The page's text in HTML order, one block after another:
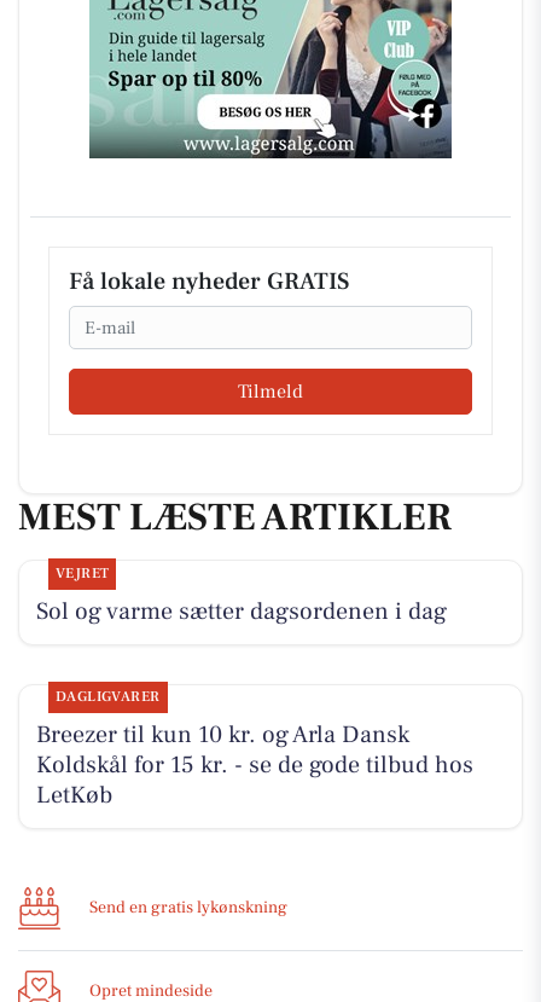
Få lokale nyheder GRATIS
Email
Tilmeld
MEST LÆSTE ARTIKLER
VEJRET
Sol og varme sætter dagsordenen i dag
DAGLIGVARER
Breezer til kun 10 kr. og Arla Dansk
Koldskål for 15 kr. - se de gode tilbud hos
LetKøb
Send en gratis lykønskning
Opret mindeside